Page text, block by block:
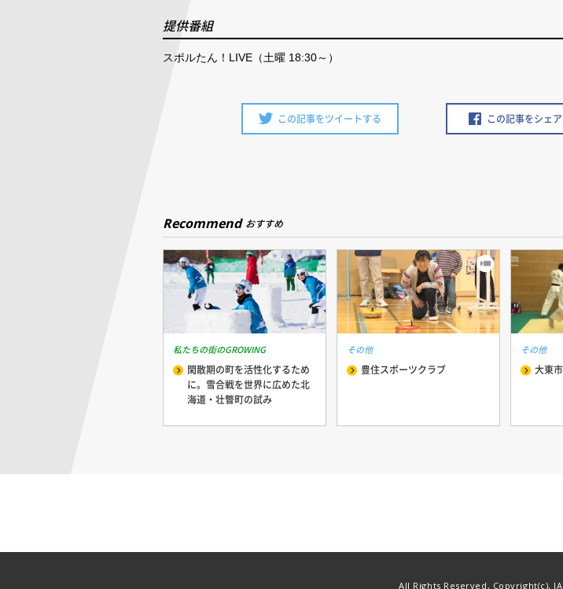
提供番組
スポルたん！LIVE（土曜 18:30～）
この記事をツイートする この記事をシェ
Recommend おすすめ
私たちの街のGROWING
閑散期の町を活性化するため
に。雪合戦を世界に広めた北
海道・壮瞥町の試み
その他
豊住スポーツクラブ
その他
大東
All Rights Reserved, Copyright(c),